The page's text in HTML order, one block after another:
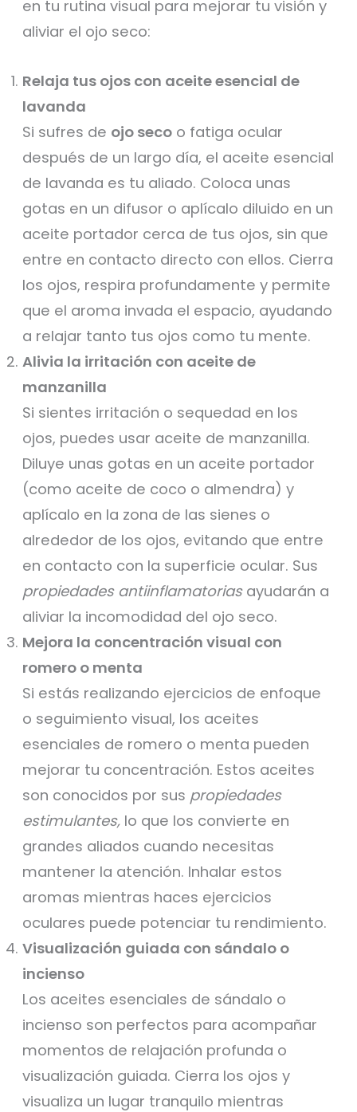
en tu rutina visual para mejorar tu visión y
aliviar el ojo seco:
Relaja tus ojos con aceite esencial de
lavanda
Si sufres de ojo seco o fatiga ocular
después de un largo día, el aceite esencial
de lavanda es tu aliado. Coloca unas
gotas en un difusor o aplícalo diluido en un
aceite portador cerca de tus ojos, sin que
entre en contacto directo con ellos. Cierra
los ojos, respira profundamente y permite
que el aroma invada el espacio, ayudando
a relajar tanto tus ojos como tu mente.
Alivia la irritación con aceite de
manzanilla
Si sientes irritación o sequedad en los
ojos, puedes usar aceite de manzanilla.
Diluye unas gotas en un aceite portador
(como aceite de coco o almendra) y
aplícalo en la zona de las sienes o
alrededor de los ojos, evitando que entre
en contacto con la superficie ocular. Sus
propiedades antiinflamatorias ayudarán a
aliviar la incomodidad del ojo seco.
Mejora la concentración visual con
romero o menta
Si estás realizando ejercicios de enfoque
o seguimiento visual, los aceites
esenciales de romero o menta pueden
mejorar tu concentración. Estos aceites
son conocidos por sus propiedades
estimulantes, lo que los convierte en
grandes aliados cuando necesitas
mantener la atención. Inhalar estos
aromas mientras haces ejercicios
oculares puede potenciar tu rendimiento.
Visualización guiada con sándalo o
incienso
Los aceites esenciales de sándalo o
incienso son perfectos para acompañar
momentos de relajación profunda o
visualización guiada. Cierra los ojos y
visualiza un lugar tranquilo mientras